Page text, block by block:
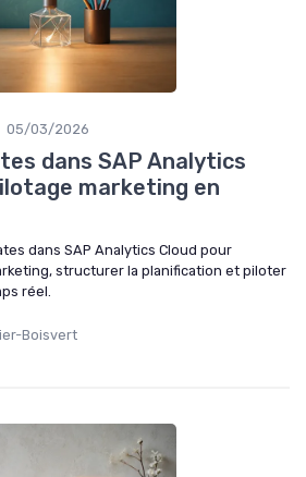
05/03/2026
dans SAP Analytics
marketing en
dans SAP Analytics Cloud pour
structurer la planification et piloter
réel.
Boisvert